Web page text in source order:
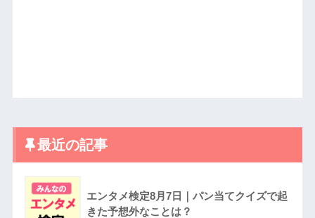
最近の記事
エンタメ検定8月7日｜パン当てクイズで起
きた予想外なことは？